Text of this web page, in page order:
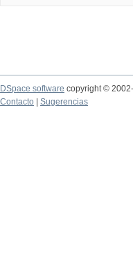
DSpace software copyright ©
Contacto
Sugerencias